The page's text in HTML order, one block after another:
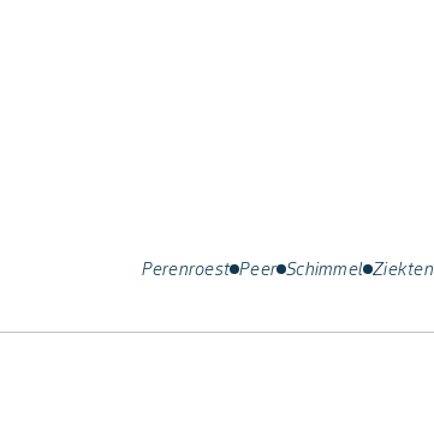
Perenroest Peer Schimmel Ziekten